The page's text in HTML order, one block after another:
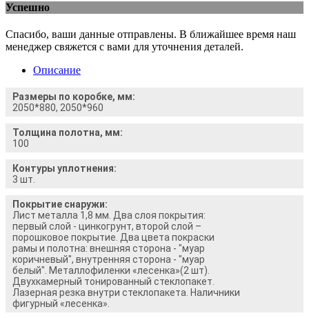
Успешно
Спасибо, ваши данные отправлены. В ближайшее время наш
менеджер свяжется с вами для уточнения деталей.
Описание
Размеры по коробке, мм:
2050*880, 2050*960
Толщина полотна, мм:
100
Контуры уплотнения:
3 шт.
Покрытие снаружи:
Лист металла 1,8 мм. Два слоя покрытия:
первый слой - цинкогрунт, второй слой –
порошковое покрытие. Два цвета покраски
рамы и полотна: внешняя сторона - "муар
коричневый", внутренняя сторона - "муар
белый". Металлофиленки «лесенка»(2 шт).
Двухкамерный тонированный стеклопакет.
Лазерная резка внутри стеклопакета. Наличники
фигурный «лесенка».